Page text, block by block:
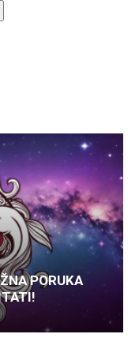
PORUKA